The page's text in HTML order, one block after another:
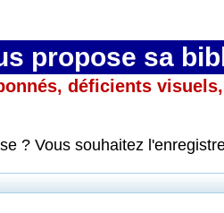
propose sa
déficients
? Vous souhaitez